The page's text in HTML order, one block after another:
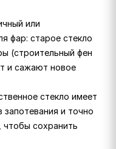
или
фар: старое стекло
(строительный фен
и сажают новое
стекло имеет
запотевания и точно
чтобы сохранить